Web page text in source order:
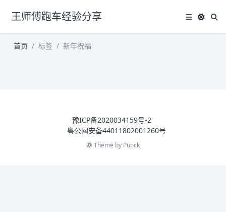
王师傅跑车经验分享
首页 标签 新年祝福
豫ICP备2020034159号-2
粤公网安备44011802001260号
Theme by Puock